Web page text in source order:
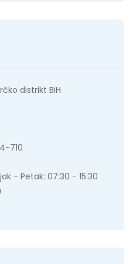
distrikt BiH
710
- Petak: 07:30 - 15:30